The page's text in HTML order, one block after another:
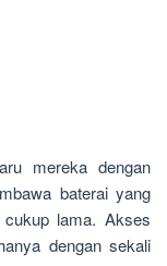
mereka dengan
baterai yang
lama. Akses
dengan sekali